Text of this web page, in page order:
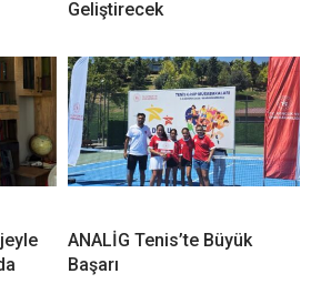
Geliştirecek
ANALİG Tenis’te Büyük
Başarı